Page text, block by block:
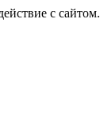
с сайтом.